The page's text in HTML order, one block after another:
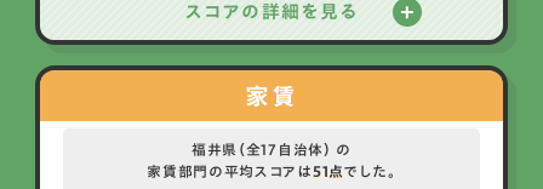
スコアの詳細を見る
家賃
福井県（全17自治体） の
家賃部門の平均スコアは 51点でした。